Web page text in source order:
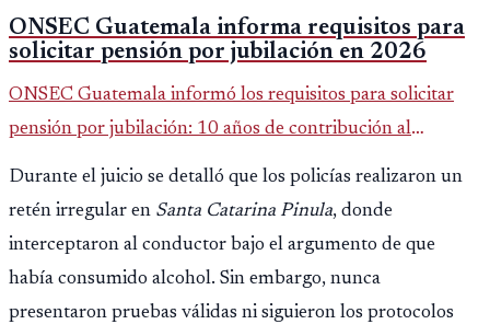
ONSEC Guatemala informa requisitos para
solicitar pensión por jubilación en 2026
ONSEC Guatemala informó los requisitos para solicitar
pensión por jubilación: 10 años de contribución al
Montepío y 50 años de edad, o 20 años de servicio sin
importar edad.
Durante el juicio se detalló que los policías realizaron un
retén irregular en Santa Catarina Pinula, donde
interceptaron al conductor bajo el argumento de que
había consumido alcohol. Sin embargo, nunca
presentaron pruebas válidas ni siguieron los protocolos